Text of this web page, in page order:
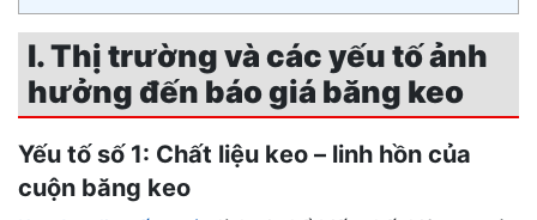
I. Thị trường và các yếu tố ảnh
hưởng đến báo giá băng keo
Yếu tố số 1: Chất liệu keo – linh hồn của
cuộn băng keo